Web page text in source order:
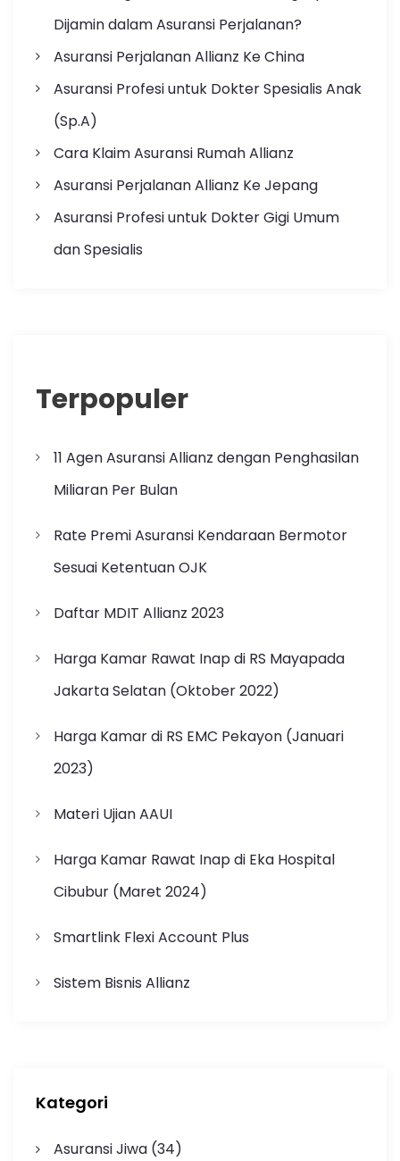
Dijamin dalam Asuransi Perjalanan?
Asuransi Perjalanan Allianz Ke China
Asuransi Profesi untuk Dokter Spesialis Anak
(Sp.A)
Cara Klaim Asuransi Rumah Allianz
Asuransi Perjalanan Allianz Ke Jepang
Asuransi Profesi untuk Dokter Gigi Umum
dan Spesialis
Terpopuler
11 Agen Asuransi Allianz dengan Penghasilan
Miliaran Per Bulan
Rate Premi Asuransi Kendaraan Bermotor
Sesuai Ketentuan OJK
Daftar MDIT Allianz 2023
Harga Kamar Rawat Inap di RS Mayapada
Jakarta Selatan (Oktober 2022)
Harga Kamar di RS EMC Pekayon (Januari
2023)
Materi Ujian AAUI
Harga Kamar Rawat Inap di Eka Hospital
Cibubur (Maret 2024)
Smartlink Flexi Account Plus
Sistem Bisnis Allianz
Kategori
Asuransi Jiwa(34)